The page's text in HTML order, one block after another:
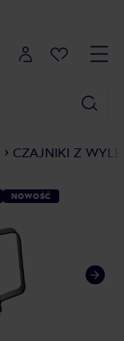
CZAJNIKI Z
NOWOŚĆ